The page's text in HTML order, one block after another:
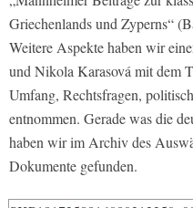
Griechenlands und Zyperns“
Weitere Aspekte haben wir
und Nikola Karasová mit dem
Umfang, Rechtsfragen,
entnommen. Gerade was die
haben wir im Archiv des
Dokumente gefunden.